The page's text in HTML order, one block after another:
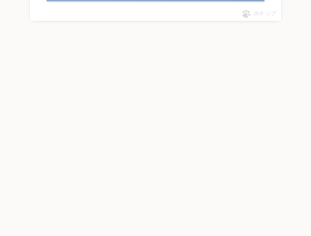
ポチップ